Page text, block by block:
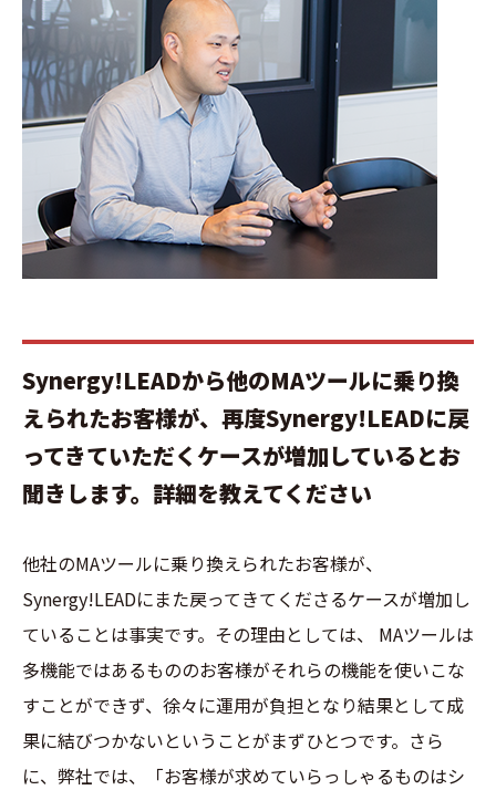
Synergy!LEADから他のMAツールに乗り換
えられたお客様が、再度Synergy!LEADに戻
ってきていただくケースが増加しているとお
聞きします。詳細を教えてください
他社のMAツールに乗り換えられたお客様が、
Synergy!LEADにまた戻ってきてくださるケースが増加し
ていることは事実です。その理由としては、 MAツールは
多機能ではあるもののお客様がそれらの機能を使いこな
すことができず、徐々に運用が負担となり結果として成
果に結びつかないということがまずひとつです。さら
に、弊社では、「お客様が求めていらっしゃるものはシ